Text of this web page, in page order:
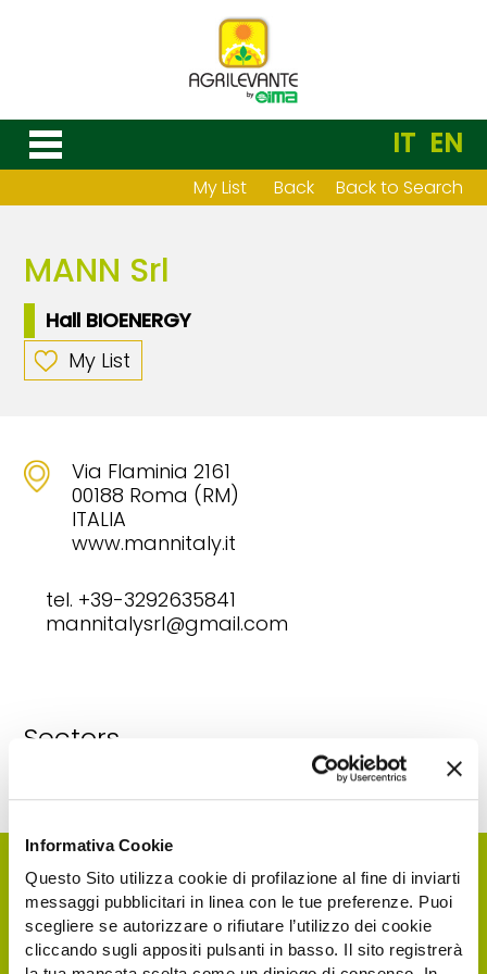
Informativa Cookie
Questo Sito utilizza cookie di profilazione al fine di inviarti
messaggi pubblicitari in linea con le tue preferenze. Puoi
scegliere se autorizzare o rifiutare l’utilizzo dei cookie
cliccando sugli appositi pulsanti in basso. Il sito registrerà
IT EN
My List Back Back to Search
MANN Srl
Hall BIOENERGY
My List
Via Flaminia 2161
00188 Roma (RM)
ITALIA
www.mannitaly.it
tel. +39-3292635841
mannitalysrl@gmail.com
Sectors